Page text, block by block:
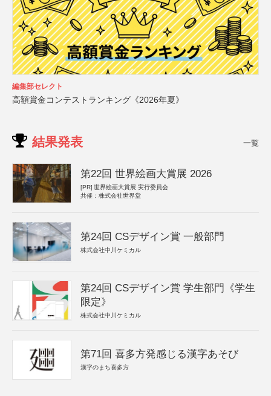
編集部セレクト
高額賞金コンテストランキング《2026年夏》
結果発表 一覧
第22回 世界絵画大賞展 2026
[PR] 世界絵画大賞展 実行委員会
共催：株式会社世界堂
第24回 CSデザイン賞 一般部門
株式会社中川ケミカル
第24回 CSデザイン賞 学生部門《学生
限定》
株式会社中川ケミカル
第71回 喜多方発感じる漢字あそび
漢字のまち喜多方